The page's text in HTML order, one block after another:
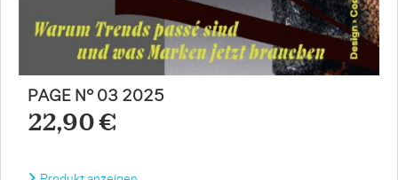
PAGE N° 03 2025
22,90 €